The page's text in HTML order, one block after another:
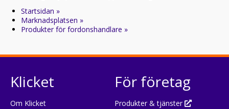
Startsidan »
Marknadsplatsen »
Produkter för fordonshandlare »
Klicket
Om Klicket
För företag
Produkter & tjänster